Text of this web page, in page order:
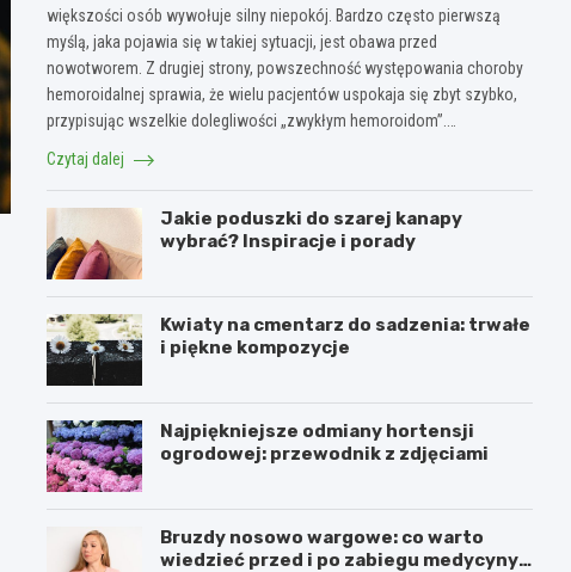
większości osób wywołuje silny niepokój. Bardzo często pierwszą
myślą, jaka pojawia się w takiej sytuacji, jest obawa przed
nowotworem. Z drugiej strony, powszechność występowania choroby
hemoroidalnej sprawia, że wielu pacjentów uspokaja się zbyt szybko,
przypisując wszelkie dolegliwości „zwykłym hemoroidom”.…
Czytaj dalej
Jakie poduszki do szarej kanapy
wybrać? Inspiracje i porady
Kwiaty na cmentarz do sadzenia: trwałe
i piękne kompozycje
Najpiękniejsze odmiany hortensji
ogrodowej: przewodnik z zdjęciami
Bruzdy nosowo wargowe: co warto
wiedzieć przed i po zabiegu medycyny